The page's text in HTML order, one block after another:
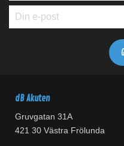
dB Akuten
Gruvgatan 31A
421 30 Västra Frölunda